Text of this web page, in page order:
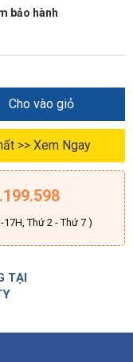
bảo hành
Cho vào giỏ
>> Xem Ngay
17H, Thứ 2 - Thứ 7 )
TẠI